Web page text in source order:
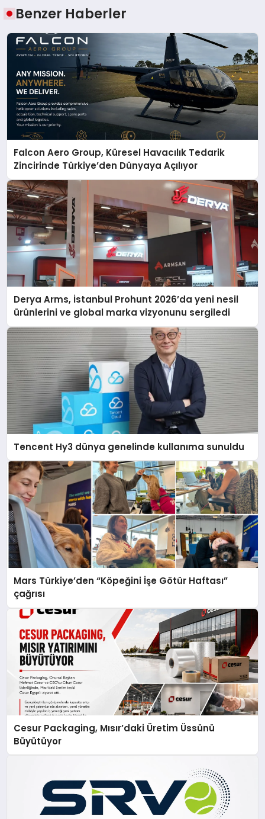
Benzer Haberler
Falcon Aero Group, Küresel Havacılık Tedarik
Zincirinde Türkiye’den Dünyaya Açılıyor
Derya Arms, İstanbul Prohunt 2026’da yeni nesil
ürünlerini ve global marka vizyonunu sergiledi
Tencent Hy3 dünya genelinde kullanıma sunuldu
Mars Türkiye’den “Köpeğini İşe Götür Haftası”
çağrısı
Cesur Packaging, Mısır’daki Üretim Üssünü
Büyütüyor